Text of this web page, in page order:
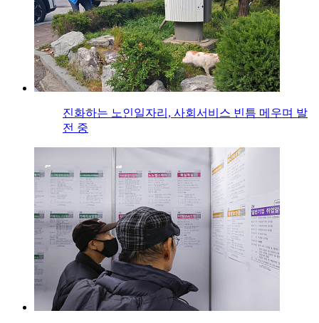
진화하는 노인일자리, 사회서비스 빈틈 메우며 발
전 중